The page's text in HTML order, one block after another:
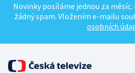
Novinky posíláme jednou za
žádný spam. Vložením e-mailu
osobních